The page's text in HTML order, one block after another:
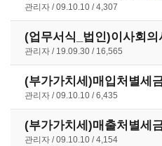
관리자 09.10.10 4,307
(업무서식_법인)이사회의
관리자 19.09.30 16,565
(부가가치세)매입처별세
관리자 09.10.10 6,435
(부가가치세)매출처별세
관리자 09.10.10 4,154